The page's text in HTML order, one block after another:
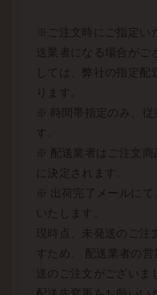
※ご注文時にご指定い
送業者になる場合がご
しては、弊社の指定配
ります。
※ 時間帯指定のみ、
す。
※ 配送業者はご注文
に決定されます。
※ 出荷完了メールに
いたします。
現時点、未発送のご注
すため、 配送業者の営
送のご注文がござい